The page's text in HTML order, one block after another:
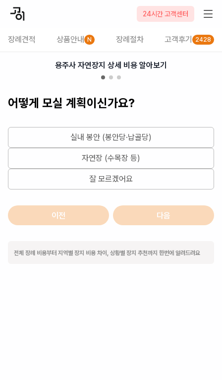
24시간 고객센터
장례견적 상품안내 N 장례절차 고객후기 2428
2026-08-09
용주사 자연장지 상세 비용 알아보기
어떻게 모실 계획이신가요?
실내 봉안 (봉안당·납골당)
자연장 (수목장 등)
잘 모르겠어요
이전 다음
전체 장례 비용부터 지역별 장지 비용 차이, 상황별 장지 추천까지 한번에 알려드려요